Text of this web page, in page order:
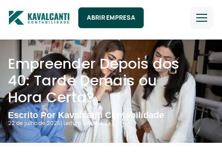
ABRIR EMPRESA
Empreender Depois dos
40: Tarde Demais ou
Hora Certa?
Escrito Por Kavalcanti Contabilidade
22 de julho de 2025| Leitura: 1 minuto(s).